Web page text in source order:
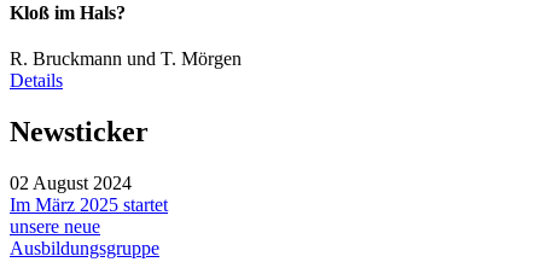
Kloß im Hals?
R. Bruckmann und T. Mörgen
Details
Newsticker
02 August 2024
Im März 2025 startet
unsere neue
Ausbildungsgruppe